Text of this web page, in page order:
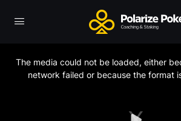
The media could not be loaded, either
network failed or because the format